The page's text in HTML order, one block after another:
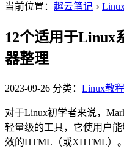
当前位置： 趣云笔记 >
12个适用于Linux
器整理
2023-09-26 分类： Linux教程
对于Linux初学者来说，
轻量级的工具，它使用户
效的HTML（或XHTML）